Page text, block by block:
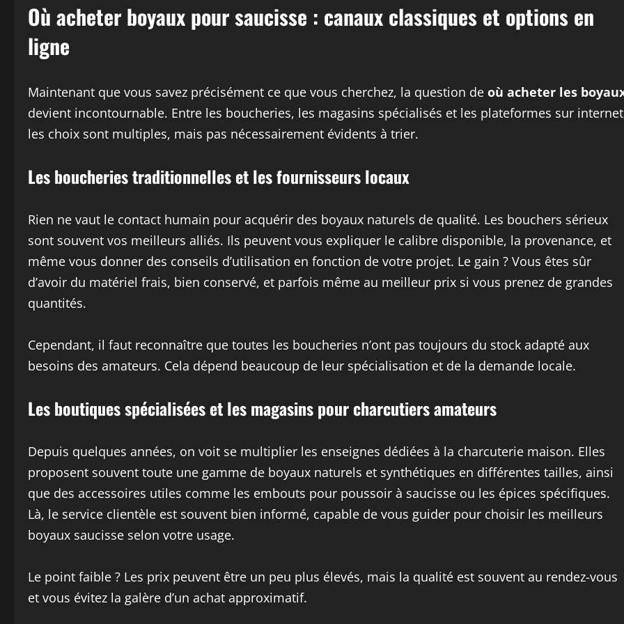
Où acheter boyaux pour saucisse : canaux classiques et options en
ligne
Maintenant que vous savez précisément ce que vous cherchez, la question de où acheter les
devient incontournable. Entre les boucheries, les magasins spécialisés et les plateformes sur
les choix sont multiples, mais pas nécessairement évidents à trier.
Les boucheries traditionnelles et les fournisseurs locaux
Rien ne vaut le contact humain pour acquérir des boyaux naturels de qualité. Les bouchers sérieux
sont souvent vos meilleurs alliés. Ils peuvent vous expliquer le calibre disponible, la provenance, et
même vous donner des conseils d’utilisation en fonction de votre projet. Le gain ? Vous êtes sûr
d’avoir du matériel frais, bien conservé, et parfois même au meilleur prix si vous prenez de grandes
quantités.
Cependant, il faut reconnaître que toutes les boucheries n’ont pas toujours du stock adapté aux
besoins des amateurs. Cela dépend beaucoup de leur spécialisation et de la demande locale.
Les boutiques spécialisées et les magasins pour charcutiers amateurs
Depuis quelques années, on voit se multiplier les enseignes dédiées à la charcuterie maison. Elles
proposent souvent toute une gamme de boyaux naturels et synthétiques en différentes tailles, ainsi
que des accessoires utiles comme les embouts pour poussoir à saucisse ou les épices spécifiques.
Là, le service clientèle est souvent bien informé, capable de vous guider pour choisir les meilleurs
boyaux saucisse selon votre usage.
Le point faible ? Les prix peuvent être un peu plus élevés, mais la qualité est souvent au rendez-vous
et vous évitez la galère d’un achat approximatif.